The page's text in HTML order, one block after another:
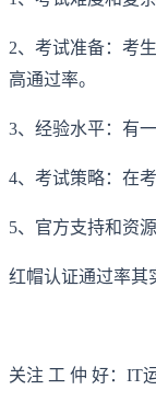
2、考试准备：考
高通过率。
3、经验水平：有
4、考试策略：在
5、官方支持和资
红帽认证通过率其
关注 工 仲 好：IT